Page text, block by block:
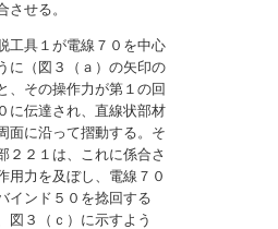
させる。
工具１が電線７０を中心
に（図３（ａ）の矢印の
、その操作力が第１の回
に伝達され、直線状部材
面に沿って摺動する。そ
２２１は、これに係合さ
用力を及ぼし、電線７０
インド５０を捻回する
図３（ｃ）に示すよう